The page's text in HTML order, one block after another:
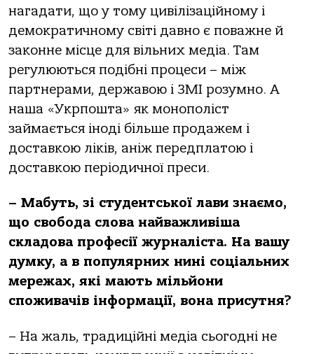
нагадати, що у тому цивілізаційному і
демократичному світі давно є поважне й
законне місце для вільних медіа. Там
регулюються подібні процеси – між
партнерами, державою і ЗМІ розумно. А
наша «Укрпошта» як монополіст
займається іноді більше продажем і
доставкою ліків, аніж передплатою і
доставкою періодичної преси.
– Мабуть, зі студентської лави знаємо,
що свобода слова найважливіша
складова професії журналіста. На вашу
думку, а в популярних нині соціальних
мережах, які мають мільйони
споживачів інформації, вона присутня?
– На жаль, традиційні медіа сьогодні не